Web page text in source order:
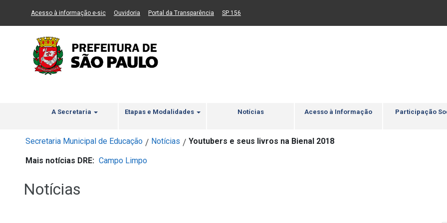
Ir ao Conteúdo Ir para menu principal 2 Ir para busca Ir para rodapé
Acesso à informação e-sic(Link para um novo sítio)
Ouvidoria (Link para um novo sítio)
Portal da Transparência (Link para um novo sítio)
SP 156
A Secretaria Etapas e Modalidades Notícias Acesso à Informação Participação
Secretaria Municipal de Educação / Notícias / Youtubers e seus livros na Bienal 2018
Mais notícias DRE: Campo Limpo
Notícias